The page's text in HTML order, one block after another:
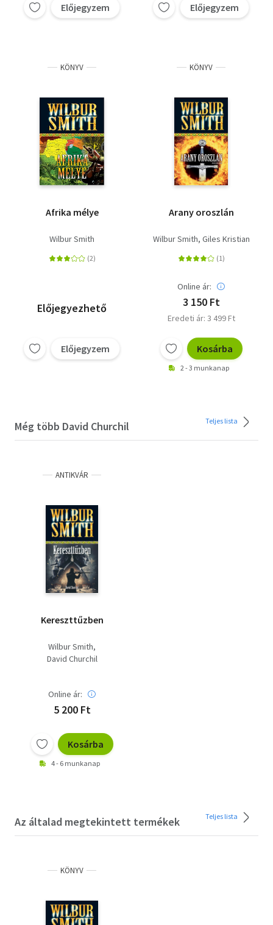
Előjegyzem Előjegyzem
KÖNYV
Afrika mélye
Wilbur Smith
Előjegyezhető
Előjegyzem
KÖNYV
Arany oroszlán
Wilbur Smith Giles Kristian
Online ár:
3 150 Ft
Eredeti ár: 3 499 Ft
Kosárba
2 - 3 munkanap
Még több David Churchil Teljes lista
ANTIKVÁR
Kereszttűzben
Wilbur Smith
David Churchil
Online ár:
5 200 Ft
Kosárba
4 - 6 munkanap
Az általad megtekintett termékek Teljes lista
KÖNYV